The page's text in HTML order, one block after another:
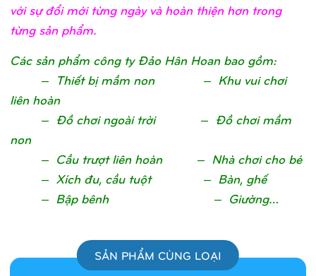
với sự đổi mới từng ngày và hoàn thiện hơn trong
từng sản phẩm.
Các sản phẩm công ty Đảo Hân Hoan bao gồm:
– Thiết bị mầm non – Khu vui chơi
liên hoàn
– Đồ chơi ngoài trời – Đồ chơi mầm
non
– Cầu trượt liên hoàn – Nhà chơi cho bé
– Xích đu, cầu tuột – Bàn, ghế
– Bập bênh – Giường…
SẢN PHẨM CÙNG LOẠI